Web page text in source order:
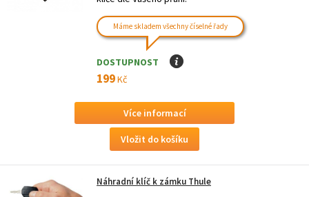
Máme skladem všechny číselné řady
DOSTUPNOST I
199Kč
Více informací
Náhradní klíč k zámku Thule